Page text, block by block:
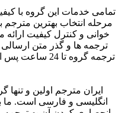
تمامی خدمات این گروه با
مرحله انتخاب بهترین مترجم
خوانی و کنترل کیفیت
ترجمه ها و گذر متن
ترجمه گروه تا
ایران مترجم اولین و
انگلیسی و فارسی است.